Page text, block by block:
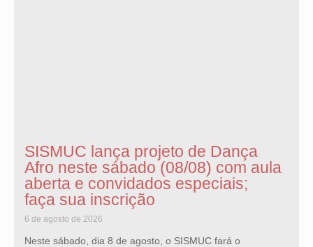
SISMUC lança projeto de Dança
Afro neste sábado (08/08) com aula
aberta e convidados especiais;
faça sua inscrição
6 de agosto de 2026
Neste sábado, dia 8 de agosto, o SISMUC fará o